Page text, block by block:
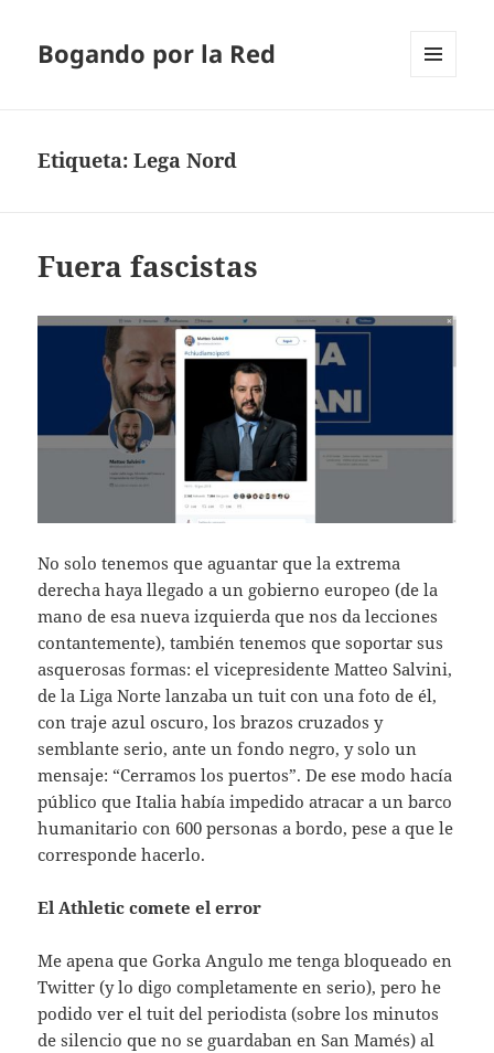
Bogando por la Red
Etiqueta:Lega Nord
Fuera fascistas
No solo tenemos que aguantar que la extrema
derecha haya llegado a un gobierno europeo (de la
mano de esa nueva izquierda que nos da lecciones
contantemente), también tenemos que soportar sus
asquerosas formas: el vicepresidente Matteo Salvini,
de la Liga Norte lanzaba un tuit con una foto de él,
con traje azul oscuro, los brazos cruzados y
semblante serio, ante un fondo negro, y solo un
mensaje: “Cerramos los puertos”. De ese modo hacía
público que Italia había impedido atracar a un barco
humanitario con 600 personas a bordo, pese a que le
corresponde hacerlo.
El Athletic comete el error
Me apena que Gorka Angulo me tenga bloqueado en
Twitter (y lo digo completamente en serio), pero he
podido ver el tuit del periodista (sobre los minutos
de silencio que no se guardaban en San Mamés) al